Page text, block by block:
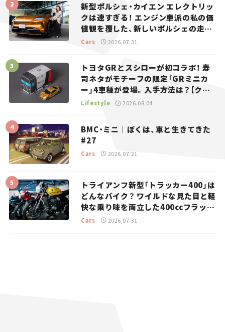
新型ポルシェ・カイエン エレクトリッ
クは速すぎる！ エンジン車派の私の価
値観を覆した、新しいポルシェの走
り。
Cars 2026.07.31
トヨタGRとスシローが初コラボ！ 寿
司ネタがモチーフの限定「GRミニカ
ー」4車種が登場。入手方法は？【クル
マとホビー】
Lifestyle 2026.08.04
BMC・ミニ｜ぼくは、車と生きてきた
#27
Cars 2026.07.21
トライアンフ新型「トラッカー400」は
どんなバイク？ ワイルドな見た目と軽
快な乗り味を両立した400ccフラット
トラッカー【試乗レビュー】
Cars 2026.07.31